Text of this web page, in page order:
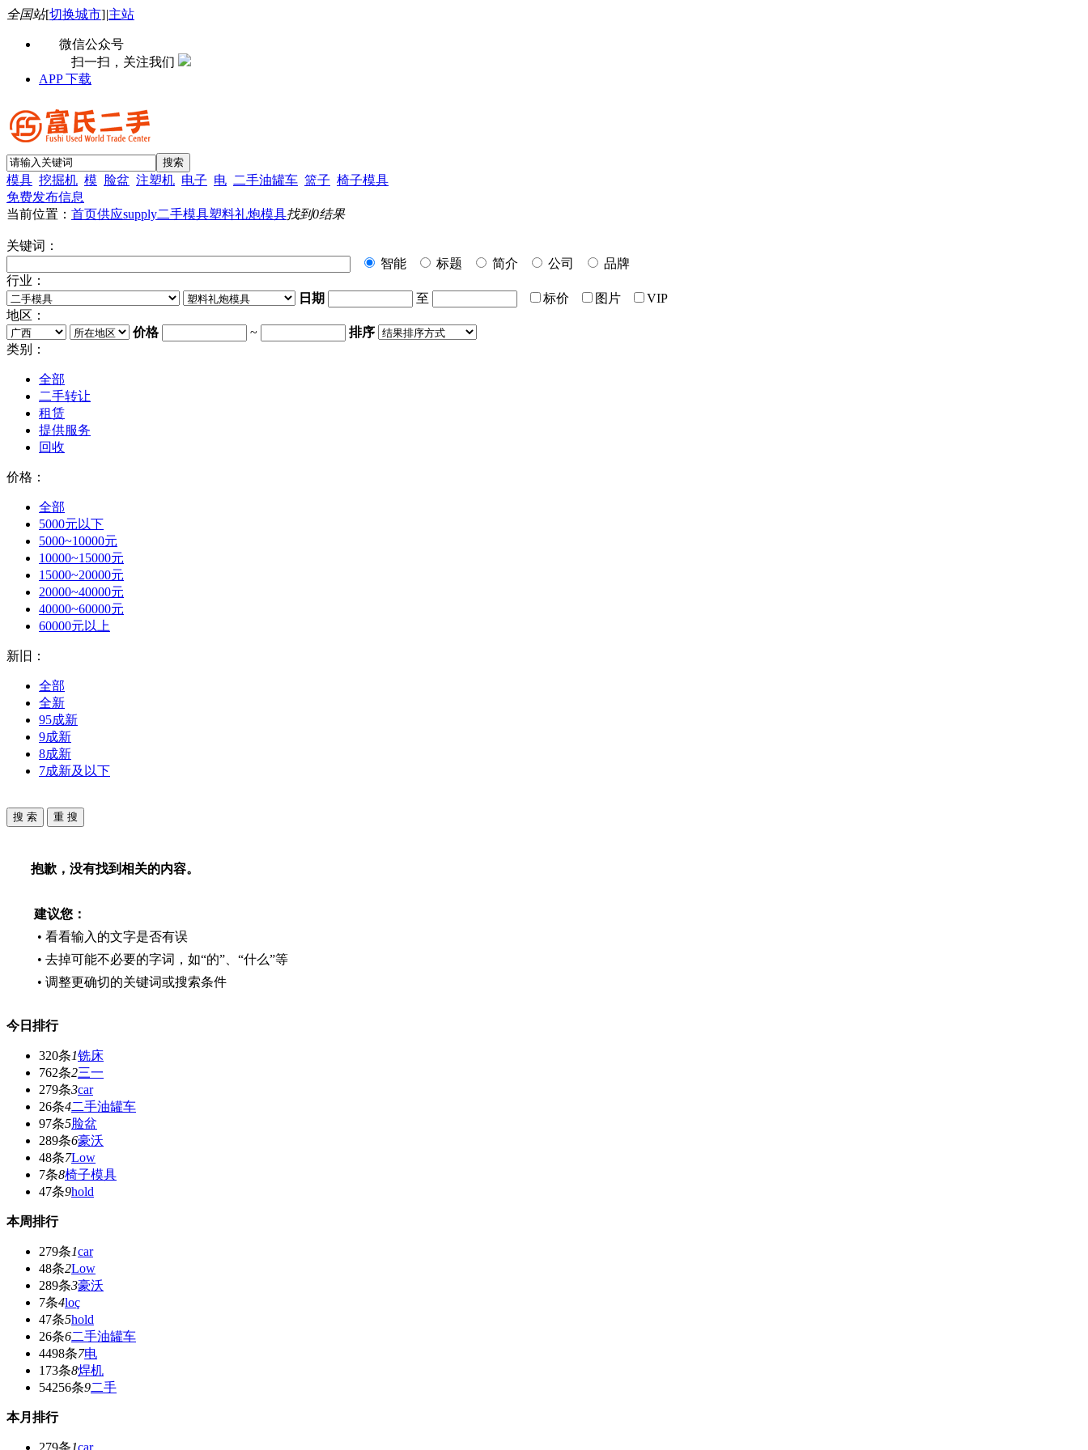
全国站[切换城市]|主站
微信公众号
扫一扫，关注我们
APP 下载
模具 挖掘机 模 脸盆 注塑机 电子 电 二手油罐车 篮子 椅子模具
免费发布信息
当前位置： 首页供应supply二手模具塑料礼炮模具找到0结果
关键词：
智能
标题 简介 公司
品牌
行业：
日期
至 标价 图片
VIP
地区：
价格
~
排序
类别：
全部
二手转让
租赁
提供服务
回收
价格：
全部
5000元以下
5000~10000元
10000~15000元
15000~20000元
20000~40000元
40000~60000元
60000元以上
新旧：
全部
全新
95成新
9成新
8成新
7成新及以下
抱歉，没有找到相关的内容。
建议您：
• 看看输入的文字是否有误
• 去掉可能不必要的字词，如“的”、“什么”等
• 调整更确切的关键词或搜索条件
今日排行
320条1铣床
762条2三一
279条3car
26条4二手油罐车
97条5脸盆
289条6豪沃
48条7Low
7条8椅子模具
47条9hold
本周排行
279条1car
48条2Low
289条3豪沃
7条4loç
47条5hold
26条6二手油罐车
4498条7电
173条8焊机
54256条9二手
本月排行
279条1car